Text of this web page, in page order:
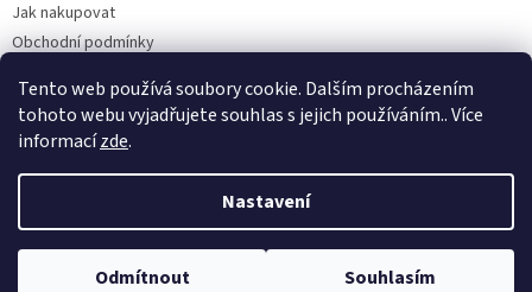
Tento web používá soubory cookie. Dalším procházením
tohoto webu vyjadřujete souhlas s jejich používáním.. Více
informacízde.
Nastavení
Odmítnout Souhlasím
Jak nakupovat
Obchodní podmínky
Kontakty
Vytvořil Shoptet
Copyright 2026Farmhero . Všechna práva vyhrazena.